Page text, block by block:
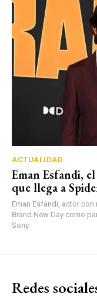
ACTUALIDAD
Eman Esfandi,
que llega a
Eman Esfandi, actor
Brand New Day como
Sony.
Redes